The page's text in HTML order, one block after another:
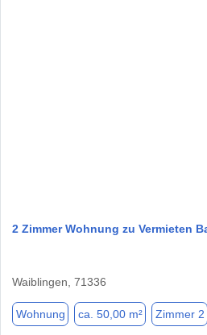
2 Zimmer Wohnung zu Vermieten
Waiblingen, 71336
Wohnung ca. 50,00 m² Zimmer 2